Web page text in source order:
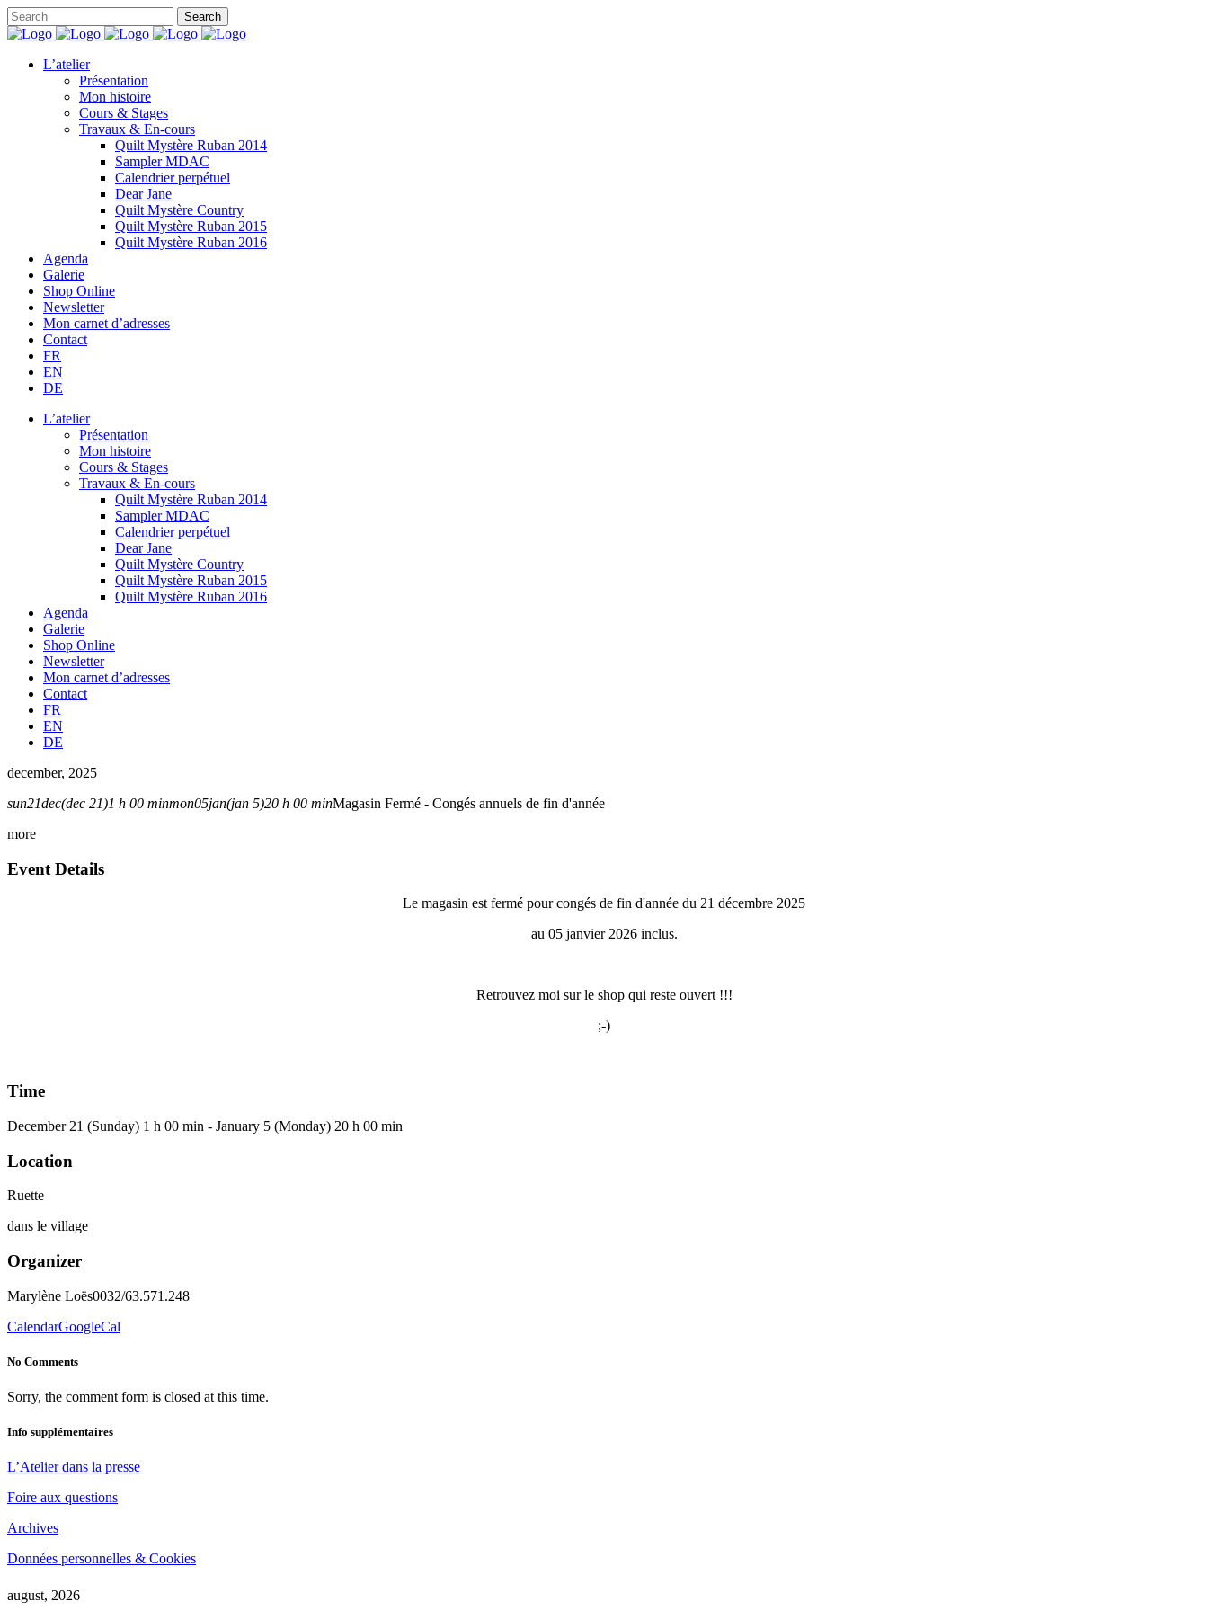
L’atelier
Présentation
Mon histoire
Cours & Stages
Travaux & En-cours
Quilt Mystère Ruban 2014
Sampler MDAC
Calendrier perpétuel
Dear Jane
Quilt Mystère Country
Quilt Mystère Ruban 2015
Quilt Mystère Ruban 2016
Agenda
Galerie
Shop Online
Newsletter
Mon carnet d’adresses
Contact
FR
EN
DE
L’atelier
Présentation
Mon histoire
Cours & Stages
Travaux & En-cours
Quilt Mystère Ruban 2014
Sampler MDAC
Calendrier perpétuel
Dear Jane
Quilt Mystère Country
Quilt Mystère Ruban 2015
Quilt Mystère Ruban 2016
Agenda
Galerie
Shop Online
Newsletter
Mon carnet d’adresses
Contact
FR
EN
DE
december, 2025
sun21dec(dec 21)1 h 00 minmon05jan(jan 5)20 h 00 minMagasin Fermé - Congés annuels de fin d'année
more
Event Details
Le magasin est fermé pour congés de fin d'année du 21 décembre 2025
au 05 janvier 2026 inclus.
Retrouvez moi sur le shop qui reste ouvert !!!
;-)
Time
December 21 (Sunday) 1 h 00 min - January 5 (Monday) 20 h 00 min
Location
Ruette
dans le village
Organizer
Marylène Loës0032/63.571.248
CalendarGoogleCal
No Comments
Sorry, the comment form is closed at this time.
Info supplémentaires
L’Atelier dans la presse
Foire aux questions
Archives
Données personnelles & Cookies
august, 2026